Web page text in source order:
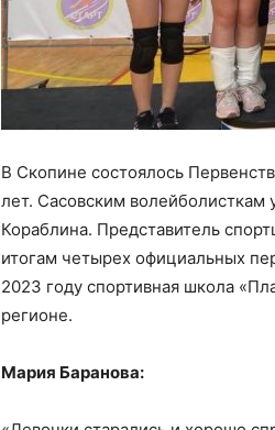
В Скопине состоялось
лет. Сасовским волейболисткам
Кораблина. Представитель
итогам четырех официальных
2023 году спортивная школа
регионе.
Мария Баранова: